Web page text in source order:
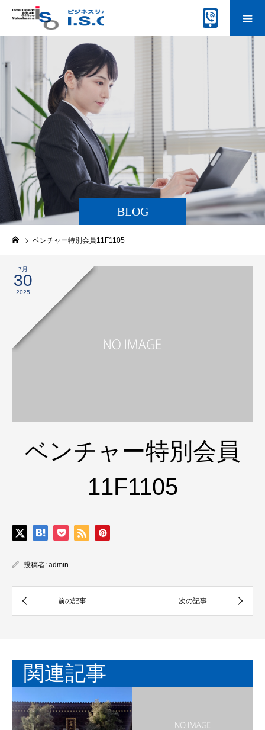
BLOG
ベンチャー特別会員11F1105
7月
30
2025
ベンチャー特別会員
11F1105
投稿者: admin
関連記事